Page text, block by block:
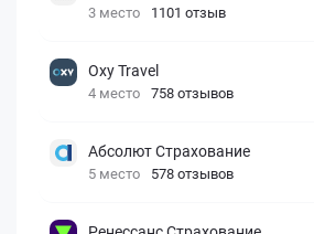
3 место 1101 отзыв
Oxy Travel
4 место 758 отзывов
Абсолют Страхование
5 место 578 отзывов